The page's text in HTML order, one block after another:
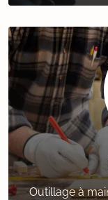
Outillage à